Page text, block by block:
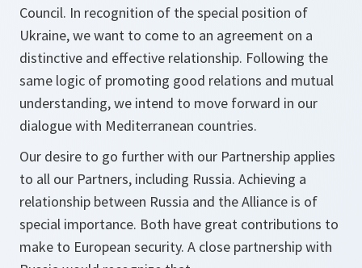
Council. In recognition of the special position of
Ukraine, we want to come to an agreement on a
distinctive and effective relationship. Following the
same logic of promoting good relations and mutual
understanding, we intend to move forward in our
dialogue with Mediterranean countries.
Our desire to go further with our Partnership applies
to all our Partners, including Russia. Achieving a
relationship between Russia and the Alliance is of
special importance. Both have great contributions to
make to European security. A close partnership with